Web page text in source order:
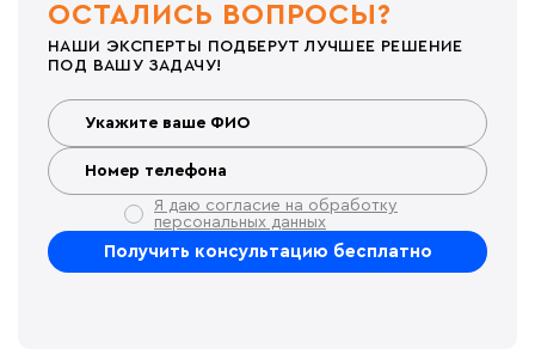
ОСТАЛИСЬ ВОПРОСЫ?
НАШИ ЭКСПЕРТЫ ПОДБЕРУТ ЛУЧШЕЕ РЕШЕНИЕ
ПОД ВАШУ ЗАДАЧУ!
Я даю согласие на обработку
персональных данных